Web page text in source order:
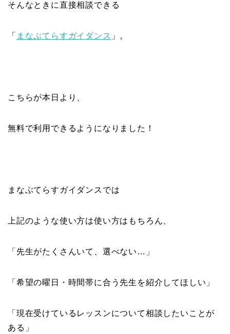
そんなときに直接相談できる
「 まなぶてらすガイダンス 」。
こちらが本日より、
無料で利用できるようになりました！
まなぶてらすガイダンスでは
上記のような使い方は使い方はもちろん、
「先生がたくさんいて、選べない…」
「希望の曜日・時間帯に合う先生を紹介してほしい」
「現在受けているレッスンについて相談したいことが
ある」